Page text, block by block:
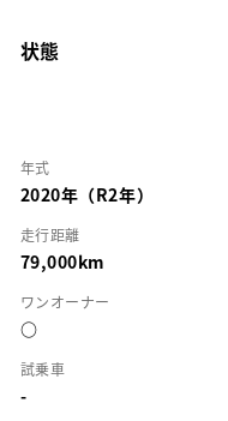
状態
年式
2020年（R2年）
走行距離
79,000km
ワンオーナー
○
試乗車
-